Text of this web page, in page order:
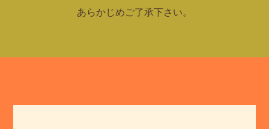
あらかじめご了承下さい。